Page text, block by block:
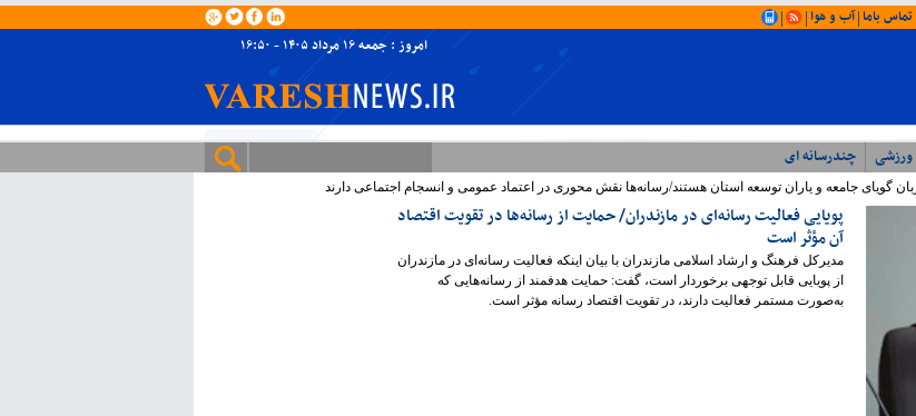
تماس باما| آب و هوا|
|
امروز : جمعه ۱۶ مرداد ۱۴۰۵ - ۱۶:۵۰
ورزشی چندرسانه ای
گویای جامعه و یاران توسعه استان هستند/رسانه‌ها نقش محوری در اعتماد عمومی و انسجام اجتماعی دارند
پویایی فعالیت رسانه‌ای در مازندران/ حمایت از رسانه‌ها در تقویت اقتصاد
آن مؤثر است
مدیرکل فرهنگ و ارشاد اسلامی مازندران با بیان اینکه فعالیت رسانه‌ای در مازندران
از پویایی قابل توجهی برخوردار است، گفت: حمایت هدفمند از رسانه‌هایی که
به‌صورت مستمر فعالیت دارند، در تقویت اقتصاد رسانه مؤثر است.